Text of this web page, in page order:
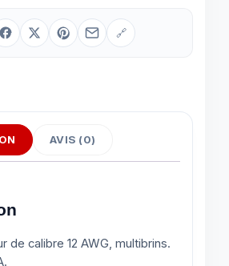
🔗
AVIS (0)
de calibre 12 AWG, multibrins.